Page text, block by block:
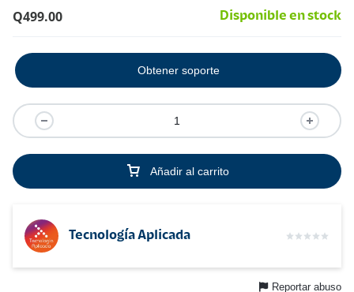
Q499.00 Disponible en stock
Añadir al carrito
Obtener soporte
Tecnología Aplicada
Reportar abuso